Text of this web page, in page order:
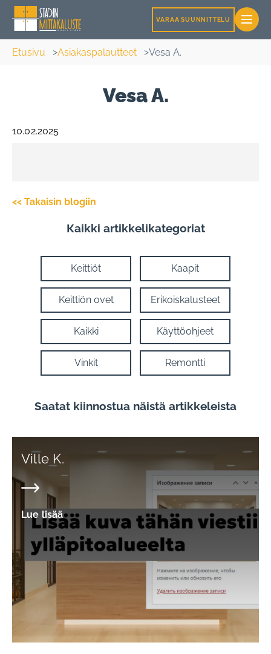
VARAA SUUNNITTELU
Etusivu Asiakaspalautteet Vesa A.
Vesa A.
10.02.2025
<< Takaisin blogiin
Кaikki artikkelikategoriat
Keittiöt Kaapit
Keittiön ovet Erikoiskalusteet
Kaikki Käyttöohjeet
Vinkit Remontti
Saatat kiinnostua näistä artikkeleista
Ville K.
Lue lisää